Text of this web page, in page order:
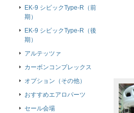
EK-9 シビックType-R（前
期）
EK-9 シビックType-R（後
期）
アルテッツァ
カーボンコンプレックス
オプション（その他）
おすすめエアロパーツ
セール会場